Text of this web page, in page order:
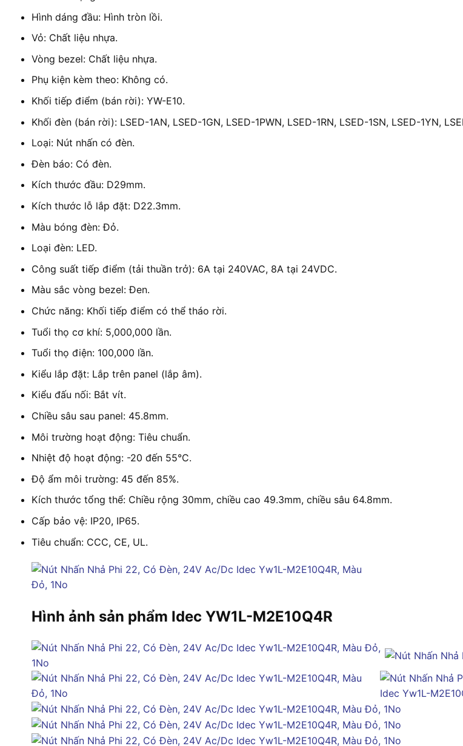
Hình dáng đầu: Hình tròn lồi.
Vỏ: Chất liệu nhựa.
Vòng bezel: Chất liệu nhựa.
Phụ kiện kèm theo: Không có.
Khối tiếp điểm (bán rời): YW-E10.
Khối đèn (bán rời): LSED-1AN, LSED-1GN, LSED-1PWN, LSED-1RN, LSED-1SN, LSED-1YN,
Loại: Nút nhấn có đèn.
Đèn báo: Có đèn.
Kích thước đầu: D29mm.
Kích thước lỗ lắp đặt: D22.3mm.
Màu bóng đèn: Đỏ.
Loại đèn: LED.
Công suất tiếp điểm (tải thuần trở): 6A tại 240VAC, 8A tại 24VDC.
Màu sắc vòng bezel: Đen.
Chức năng: Khối tiếp điểm có thể tháo rời.
Tuổi thọ cơ khí: 5,000,000 lần.
Tuổi thọ điện: 100,000 lần.
Kiểu lắp đặt: Lắp trên panel (lắp âm).
Kiểu đấu nối: Bắt vít.
Chiều sâu sau panel: 45.8mm.
Môi trường hoạt động: Tiêu chuẩn.
Nhiệt độ hoạt động: -20 đến 55°C.
Độ ẩm môi trường: 45 đến 85%.
Kích thước tổng thể: Chiều rộng 30mm, chiều cao 49.3mm, chiều sâu 64.8mm.
Cấp bảo vệ: IP20, IP65.
Tiêu chuẩn: CCC, CE, UL.
Hình ảnh sản phẩm Idec YW1L-M2E10Q4R